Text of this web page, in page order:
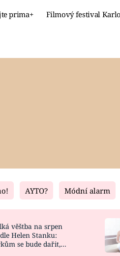
prima+ Filmový festival
Living
DESIGN
AYTO? Módní alarm
věštba na srpen
Helen Stanku:
se bude dařit,